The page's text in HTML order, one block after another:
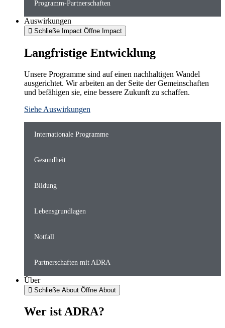
Programm-Partnerschaften
Auswirkungen
Schließe Impact Öffne Impact
Langfristige Entwicklung
Unsere Programme sind auf einen nachhaltigen Wandel
ausgerichtet. Wir arbeiten an der Seite der Gemeinschaften
und befähigen sie, eine bessere Zukunft zu schaffen.
Siehe Auswirkungen
Internationale Programme
Gesundheit
Bildung
Lebensgrundlagen
Notfall
Partnerschaften mit ADRA
Über
Schließe About Öffne About
Wer ist ADRA?